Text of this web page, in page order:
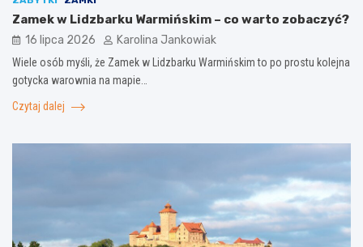
Zamek w Lidzbarku Warmińskim – co warto zobaczyć?
16 lipca 2026 Karolina Jankowiak
Wiele osób myśli, że Zamek w Lidzbarku Warmińskim to po prostu kolejna
gotycka warownia na mapie…
Czytaj dalej